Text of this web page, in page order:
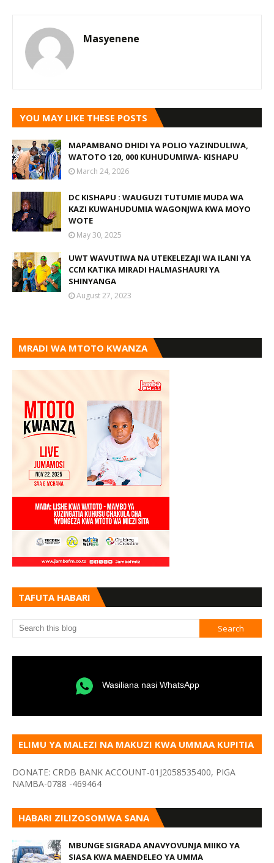
Masyenene
YOU MAY LIKE THESE POSTS
MAPAMBANO DHIDI YA POLIO YAZINDULIWA,
WATOTO 120, 000 KUHUDUMIWA- KISHAPU
March 24, 2026
DC KISHAPU : WAUGUZI TUTUMIE MUDA WA
KAZI KUWAHUDUMIA WAGONJWA KWA MOYO
WOTE
May 30, 2025
UWT WAVUTIWA NA UTEKELEZAJI WA ILANI YA
CCM KATIKA MIRADI HALMASHAURI YA
SHINYANGA
August 27, 2023
MRADI WA MTOTO KWANZA
TAFUTA HABARI
Wasiliana nasi WhatsApp
ELIMU YA MALEZI NA MAKUZI KWA UMMAA KUPITIA
DONATE: CRDB BANK ACCOUNT-01J2058535400, PIGA
NAMBA-0788 -469464
HABARI ZILIZOSOMWA SANA
MBUNGE SIGRADA ANAVYOVUNJA MIIKO YA
SIASA KWA MAENDELEO YA UMMA